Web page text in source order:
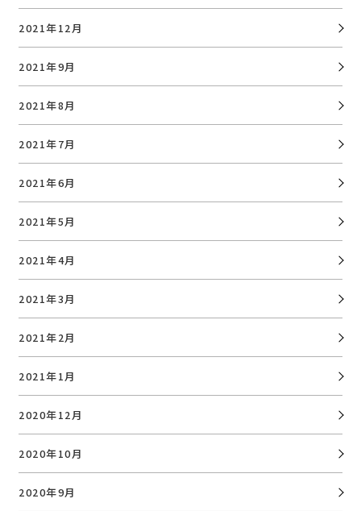
2021年12月
2021年9月
2021年8月
2021年7月
2021年6月
2021年5月
2021年4月
2021年3月
2021年2月
2021年1月
2020年12月
2020年10月
2020年9月